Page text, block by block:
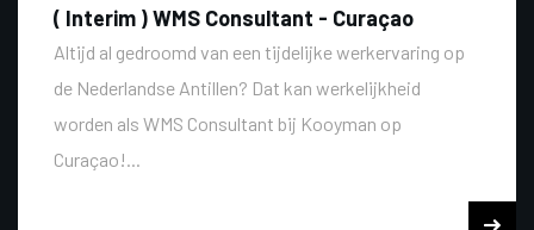
( Interim ) WMS Consultant - Curaçao
Altijd al gedroomd van een tijdelijke werkervaring op
de Nederlandse Antillen? Dat kan werkelijkheid
worden als WMS Consultant bij Kooyman op
Curaçao!...